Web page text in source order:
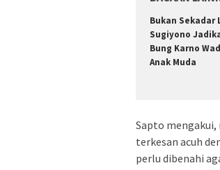
Bukan Sekadar
Sugiyono
Bung Karno
Anak Muda
Sapto
terkesan acuh
perlu dibenahi